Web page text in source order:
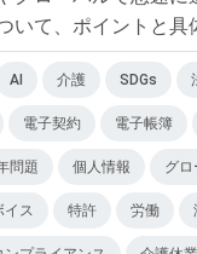
いて、ポイントと具
AI 介護 SDGs
電子契約 電子帳簿
問題 個人情報 グロ
イス 特許 労働